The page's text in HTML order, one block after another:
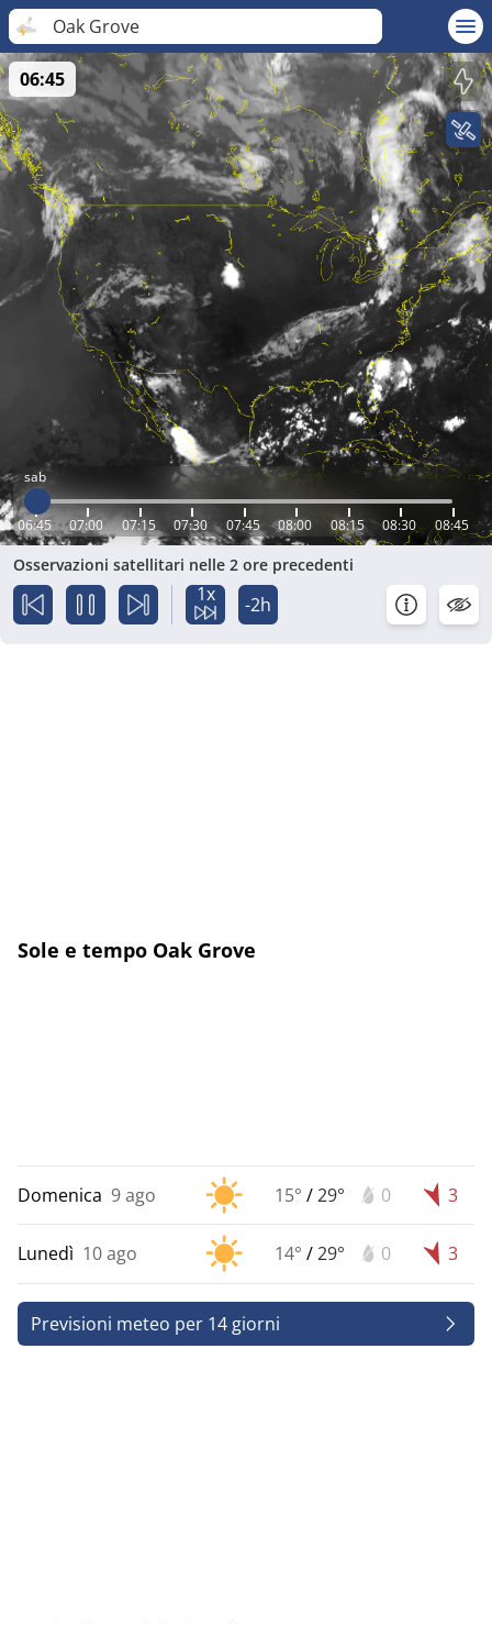
Oak Grove
sab
06:45 07:00 07:15 07:30 07:45 08:00 08:15 08:30 08:45
06:45
Osservazioni satellitari nelle 2 ore precedenti
1x -2h
Sole e tempo Oak Grove
Domenica 9 ago 15° /29° 0 3
Lunedì 10 ago 14° /29° 0 3
Previsioni meteo per 14 giorni